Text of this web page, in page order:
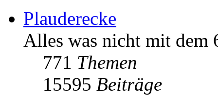
Plauderecke
Alles was nicht mit dem
771 Themen
15595 Beiträge